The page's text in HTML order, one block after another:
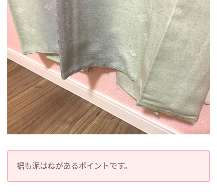
裾も泥はねがあるポイントです。